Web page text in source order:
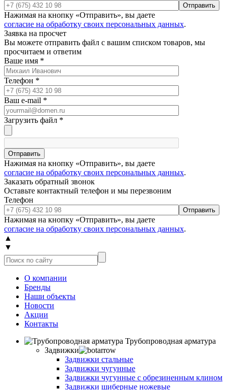
Отправить
Нажимая на кнопку «Отправить», вы даете
согласие на обработку своих персональных данных.
Заявка на просчет
Вы можете отправить файл с вашим списком товаров, мы
просчитаем и ответим
Ваше имя *
Телефон *
Ваш e-mail *
Загрузить файл *
Отправить
Нажимая на кнопку «Отправить», вы даете
согласие на обработку своих персональных данных.
Заказать обратный звонок
Оставьте контактный телефон и мы перезвоним
Телефон
Отправить
Нажимая на кнопку «Отправить», вы даете
согласие на обработку своих персональных данных.
▲
▼
О компании
Бренды
Наши объекты
Новости
Акции
Контакты
Трубопроводная арматура
Задвижки
Задвижки стальные
Задвижки чугунные
Задвижки чугунные с обрезиненным клином
Задвижки шиберные ножевые